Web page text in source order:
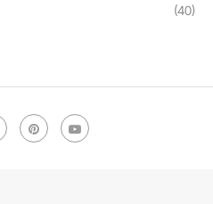
(40)